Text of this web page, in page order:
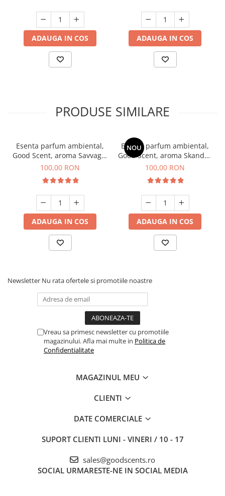
ADAUGA IN COS ADAUGA IN COS
PRODUSE SIMILARE
Esenta parfum ambiental,
Good Scent, aroma Savvage,
100 g
100,00 RON
ADAUGA IN COS
NOU
Esenta parfum ambiental,
Good Scent, aroma Skandal,
100 g
100,00 RON
ADAUGA IN COS
Newsletter Nu rata ofertele si promotiile noastre
Vreau sa primesc newsletter cu promotiile
magazinului. Afla mai multe in Politica de
Confidentialitate
MAGAZINUL MEU
CLIENTI
DATE COMERCIALE
SUPORT CLIENTI LUNI - VINERI / 10 - 17
sales@goodscents.ro
SOCIAL URMARESTE-NE IN SOCIAL MEDIA